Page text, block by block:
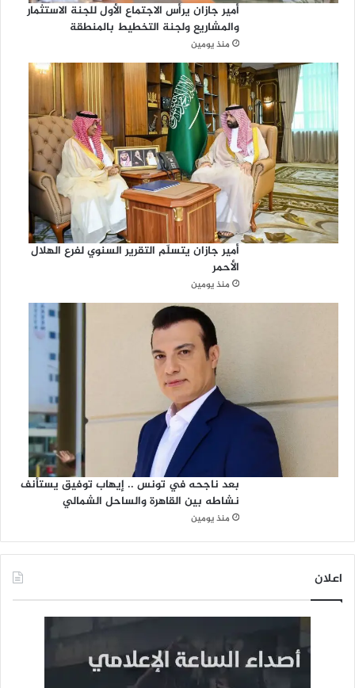
أمير جازان يرأس الاجتماع الأول للجنة الاستثمار
والمشاريع ولجنة التخطيط بالمنطقة
منذ يومين
أمير جازان يتسلّم التقرير السنوي لفرع الهلال
الأحمر
منذ يومين
بعد ناجحه في تونس .. إيهاب توفيق يستأنف
نشاطه بين القاهرة والساحل الشمالي
منذ يومين
اعلان